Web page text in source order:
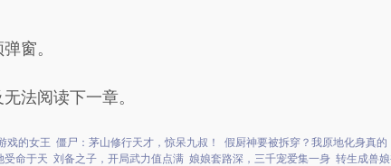
窗。
法阅读下一章。
戏的女王 僵尸：茅山修行天才，惊呆九叔！ 假厨神要被拆穿？我原地化身真的
受命于天 刘备之子，开局武力值点满 娘娘套路深，三千宠爱集一身 转生成兽